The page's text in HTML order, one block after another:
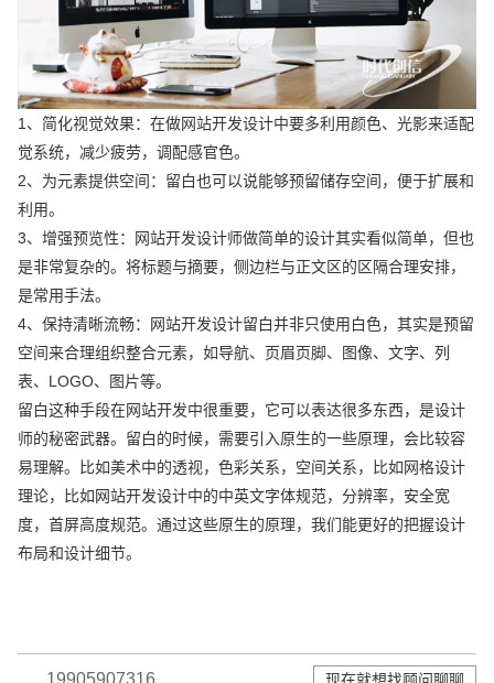
1、简化视觉效果：在做网站开发设计中要多利用颜色、光影来适配
觉系统，减少疲劳，调配感官色。
2、为元素提供空间：留白也可以说能够预留储存空间，便于扩展和
利用。
3、增强预览性：网站开发设计师做简单的设计其实看似简单，但也
是非常复杂的。将标题与摘要，侧边栏与正文区的区隔合理安排，
是常用手法。
4、保持清晰流畅：网站开发设计留白并非只使用白色，其实是预留
空间来合理组织整合元素，如导航、页眉页脚、图像、文字、列
表、LOGO、图片等。
留白这种手段在网站开发中很重要，它可以表达很多东西，是设计
师的秘密武器。留白的时候，需要引入原生的一些原理，会比较容
易理解。比如美术中的透视，色彩关系，空间关系，比如网格设计
理论，比如网站开发设计中的中英文字体规范，分辨率，安全宽
度，首屏高度规范。通过这些原生的原理，我们能更好的把握设计
布局和设计细节。
19905907316